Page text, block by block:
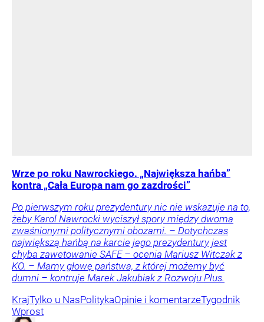
Wrze po roku Nawrockiego. „Największa hańba”
kontra „Cała Europa nam go zazdrości”
Po pierwszym roku prezydentury nic nie wskazuje na to,
żeby Karol Nawrocki wyciszył spory między dwoma
zwaśnionymi politycznymi obozami. – Dotychczas
największą hańbą na karcie jego prezydentury jest
chyba zawetowanie SAFE – ocenia Mariusz Witczak z
KO. – Mamy głowę państwa, z której możemy być
dumni – kontruje Marek Jakubiak z Rozwoju Plus.
KrajTylko u NasPolitykaOpinie i komentarzeTygodnik
Wprost